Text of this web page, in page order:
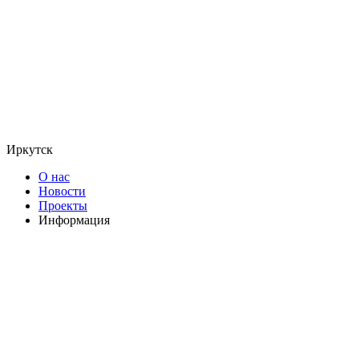
Иркутск
О нас
Новости
Проекты
Информация